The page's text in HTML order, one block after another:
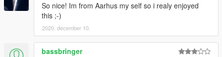
So nice! Im from Aarhus my self so i realy enjoyed
this ;-)
2020. december 10.
bassbringer